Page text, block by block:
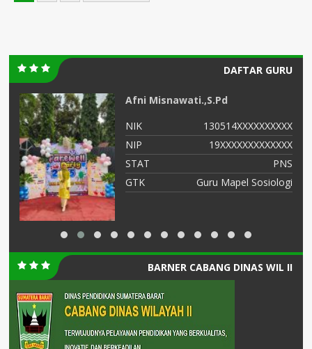
DAFTAR GURU
Afni Misnawati.,S.Pd
NIK
130514XXXXXXXXXX
NIP
19XXXXXXXXXXXXX
STAT
PNS
GTK
Guru Mapel Sosiologi
BARNER CABANG DINAS WIL II